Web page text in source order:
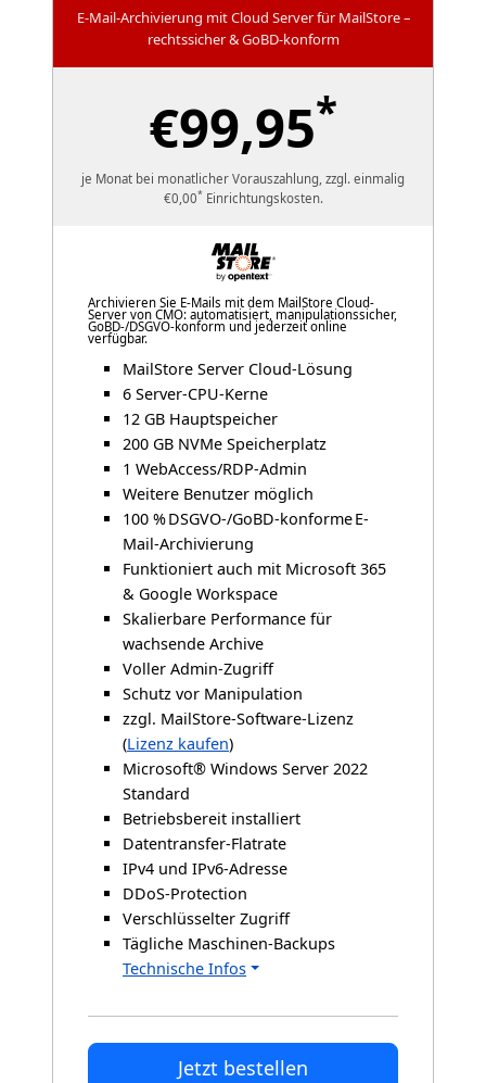
E-Mail-Archivierung mit Cloud Server für MailStore –
rechtssicher & GoBD-konform
€99,95*
je Monat bei monatlicher Vorauszahlung, zzgl. einmalig
€0,00*Einrichtungskosten.
Archivieren Sie E-Mails mit dem MailStore Cloud-
Server von CMO: automatisiert, manipulationssicher,
GoBD-/DSGVO-konform und jederzeit online
verfügbar.
MailStore Server Cloud-Lösung
6 Server-CPU-Kerne
12 GB Hauptspeicher
200 GB NVMe Speicherplatz
1 WebAccess/RDP-Admin
Weitere Benutzer möglich
100 % DSGVO-/GoBD-konforme E-
Mail-Archivierung
Funktioniert auch mit Microsoft 365
& Google Workspace
Skalierbare Performance für
wachsende Archive
Voller Admin-Zugriff
Schutz vor Manipulation
zzgl. MailStore-Software-Lizenz
(Lizenz kaufen)
Microsoft® Windows Server 2022
Standard
Betriebsbereit installiert
Datentransfer-Flatrate
IPv4 und IPv6-Adresse
DDoS-Protection
Verschlüsselter Zugriff
Tägliche Maschinen-Backups
Technische Infos
Jetzt bestellen